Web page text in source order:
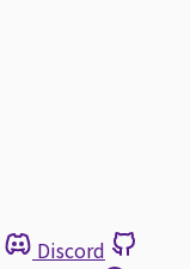
Discord